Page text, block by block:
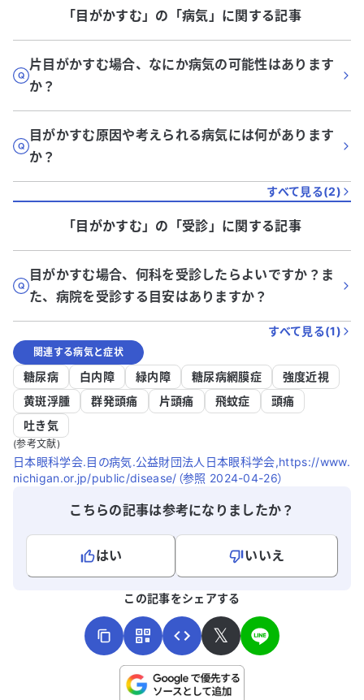
「目がかすむ」 の「病気 」に関する記事
片目がかすむ場合、なにか病気の可能性はあります
か？
目がかすむ原因や考えられる病気には何があります
か？
すべて見る(2)
「目がかすむ」 の「受診 」に関する記事
目がかすむ場合、何科を受診したらよいですか？ま
た、病院を受診する目安はありますか？
すべて見る(1)
関連する病気と症状
糖尿病 白内障 緑内障 糖尿病網膜症
強度近視
黄斑浮腫
群発頭痛 片頭痛 飛蚊症
頭痛
吐き気
(参考文献)
日本眼科学会.目の病気.公益財団法人日本眼科学会,https://www.
nichigan.or.jp/public/disease/（参照 2024-04-26）
こちらの記事は参考になりましたか？
はい
いいえ
この記事をシェアする
𝕏